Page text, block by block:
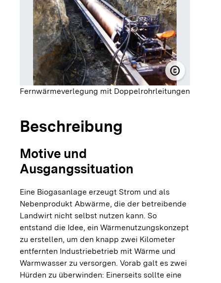
copyright© KWA
Fernwärmeverlegung mit Doppelrohrleitungen
Beschreibung
Motive und
Ausgangssituation
Eine Biogasanlage erzeugt Strom und als
Nebenprodukt Abwärme, die der betreibende
Landwirt nicht selbst nutzen kann. So
entstand die Idee, ein Wärmenutzungskonzept
zu erstellen, um den knapp zwei Kilometer
entfernten Industriebetrieb mit Wärme und
Warmwasser zu versorgen. Vorab galt es zwei
Hürden zu überwinden: Einerseits sollte eine